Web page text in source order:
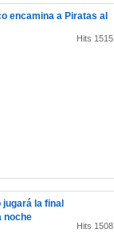
encamina a Piratas al
Hits 1515
la final
noche
Hits 1508